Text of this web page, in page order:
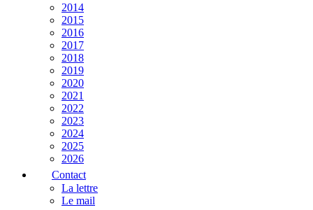
2014
2015
2016
2017
2018
2019
2020
2021
2022
2023
2024
2025
2026
Contact
La lettre
Le mail